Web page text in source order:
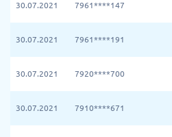
30.07.2021 7961****147
30.07.2021 7961****191
30.07.2021 7920****700
30.07.2021 7910****671